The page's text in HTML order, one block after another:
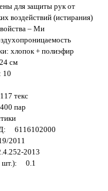
для защиты рук от
воздействий (истирания)
– Ми
хлопок + полиэфир
см
10
текс
пар
6116102000
2011
2013
шт.): 0.1